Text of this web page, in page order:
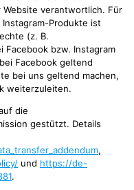
verantwortlich. Für
Produkte ist
(z. B.
bzw. Instagram
Facebook geltend
bei uns geltend machen,
weiterzuleiten.
die
gestützt. Details
,
und https://de-
.